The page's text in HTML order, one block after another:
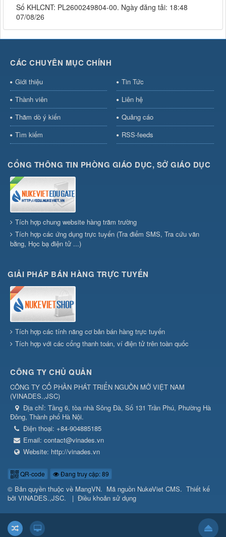
Số KHLCNT: PL2600249804-00. Ngày đăng tải: 18:48
07/08/26
CÁC CHUYÊN MỤC CHÍNH
Giới thiệu
Tin Tức
Thành viên
Liên hệ
Thăm dò ý kiến
Quảng cáo
Tìm kiếm
RSS-feeds
CỔNG THÔNG TIN PHÒNG GIÁO DỤC, SỞ GIÁO DỤC
Tích hợp chung website hàng trăm trường
Tích hợp các ứng dụng trực tuyến (Tra điểm SMS, Tra cứu văn
bằng, Học bạ điện tử ...)
GIẢI PHÁP BÁN HÀNG TRỰC TUYẾN
Tích hợp các tính năng cơ bản bán hàng trực tuyến
Tích hợp với các cổng thanh toán, ví điện tử trên toàn quốc
CÔNG TY CHỦ QUẢN
CÔNG TY CỔ PHẦN PHÁT TRIỂN NGUỒN MỞ VIỆT NAM
(VINADES.,JSC)
Địa chỉ: Tầng 6, tòa nhà Sông Đà, Số 131 Trần Phú, Phường Hà
Đông, Thành phố Hà Nội.
Điện thoại: +84-904885185
Email: contact@vinades.vn
Website: http://vinades.vn
QR-code Đang truy cập: 89
© Bản quyền thuộc về MangVN. Mã nguồn NukeViet CMS. Thiết kế
bởi VINADES.,JSC. | Điều khoản sử dụng